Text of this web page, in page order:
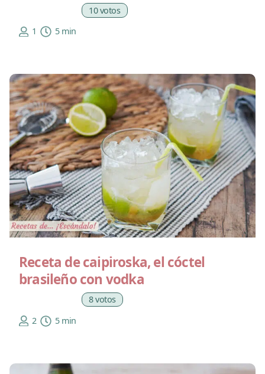
10 votos
1
5 min
Receta de caipiroska, el cóctel
brasileño con vodka
8 votos
2
5 min